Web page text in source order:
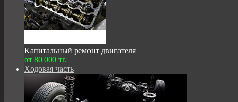
Капитальный ремонт двигателя
от 80 000 тг.
Ходовая часть